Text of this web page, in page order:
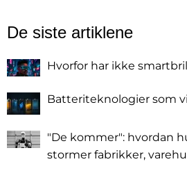
De siste artiklene
Hvorfor har ikke
Batteriteknologier som
"De kommer": hvordan
stormer fabrikker,